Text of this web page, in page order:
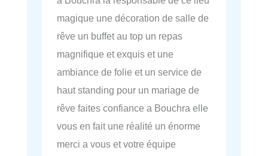
magique une décoration de salle de
rêve un buffet au top un repas
magnifique et exquis et une
ambiance de folie et un service de
haut standing pour un mariage de
rêve faites confiance a Bouchra elle
vous en fait une réalité un énorme
merci a vous et votre équipe